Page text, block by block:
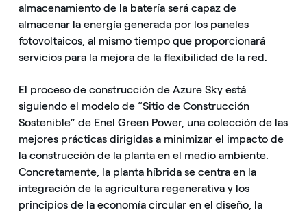
almacenamiento de la batería será capaz de
almacenar la energía generada por los paneles
fotovoltaicos, al mismo tiempo que proporcionará
servicios para la mejora de la flexibilidad de la red.
El proceso de construcción de Azure Sky está
siguiendo el modelo de “Sitio de Construcción
Sostenible” de Enel Green Power, una colección de las
mejores prácticas dirigidas a minimizar el impacto de
la construcción de la planta en el medio ambiente.
Concretamente, la planta híbrida se centra en la
integración de la agricultura regenerativa y los
principios de la economía circular en el diseño, la